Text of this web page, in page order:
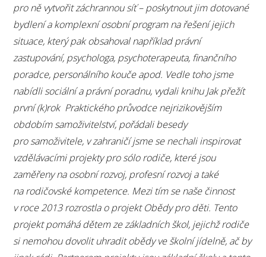
pro ně vytvořit záchrannou síť – poskytnout jim dotované
bydlení a komplexní osobní program na řešení jejich
situace, který pak obsahoval například právní
zastupování, psychologa, psychoterapeuta, finančního
poradce, personálního kouče apod. Vedle toho jsme
nabídli sociální a právní poradnu, vydali knihu Jak přežít
první (k)rok Praktického průvodce nejrizikovějším
obdobím samoživitelství, pořádali besedy
pro samoživitele, v zahraničí jsme se nechali inspirovat
vzdělávacími projekty pro sólo rodiče, které jsou
zaměřeny na osobní rozvoj, profesní rozvoj a také
na rodičovské kompetence. Mezi tím se naše činnost
v roce 2013 rozrostla o projekt Obědy pro děti. Tento
projekt pomáhá dětem ze základních škol, jejichž rodiče
si nemohou dovolit uhradit obědy ve školní jídelně, ač by